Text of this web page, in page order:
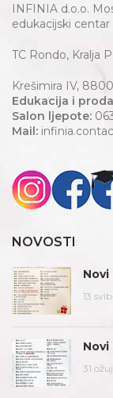
INFINIA d.o.o.
edukacijski
TC Rondo, Kralja
Krešimira IV,
Edukacija i
Salon ljepote:
Mail:
NOVOSTI
13
31